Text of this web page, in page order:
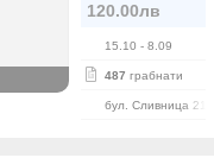
120.00лв
15.10 - 8.09
487 грабнати
бул. Сливница 215